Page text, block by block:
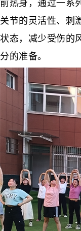
前热身，通过一系
关节的灵活性、刺
状态，减少受伤的
分的准备。